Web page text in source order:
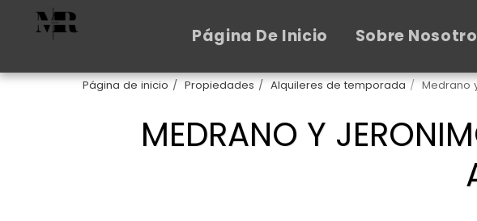
Página De Inicio Sobre
Página de inicio Propiedades Alquileres de temporada Medrano
MEDRANO Y